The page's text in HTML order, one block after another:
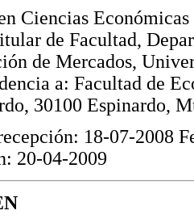
Ciencias
de Facultad,
de Mercados,
a: Facultad de
30100 Espinardo,
18-07-2008
20-04-2009